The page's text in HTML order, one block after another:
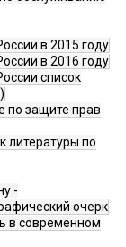
в 2015 году
в 2016 году
список
по защите прав
литературы по
-
очерк
в современном